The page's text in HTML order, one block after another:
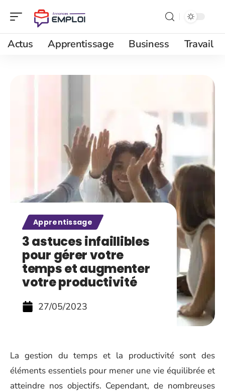
Actus Apprentissage Business Travail
Apprentissage
3 astuces infaillibles
pour gérer votre
temps et augmenter
votre productivité
27/05/2023
La gestion du temps et la productivité sont des
éléments essentiels pour mener une vie équilibrée et
atteindre nos objectifs. Cependant, de nombreuses